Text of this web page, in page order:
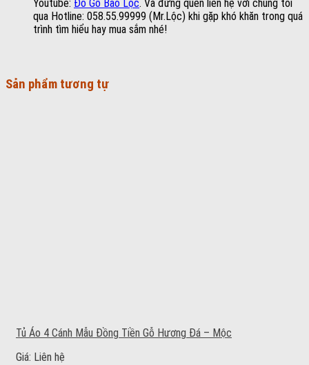
Youtube: Đồ Gỗ Bảo Lộc. Và đừng quên liên hệ vơi chúng tôi
qua Hotline: 058.55.99999 (Mr.Lộc) khi gặp khó khăn trong quá
trình tìm hiểu hay mua sắm nhé!
Sản phẩm tương tự
Tủ Áo 4 Cánh Mẫu Đồng Tiền Gỗ Hương Đá – Mộc
Giá: Liên hệ